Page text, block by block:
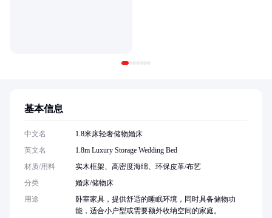
基本信息
中文名
1.8米床轻奢储物婚床
英文名
1.8m Luxury Storage Wedding Bed
材质/用料
实木框架、高密度海绵、环保皮革/布艺
分类
婚床/储物床
用途
卧室家具，提供舒适的睡眠环境，同时具备储物功
能，适合小户型或需要额外收纳空间的家庭。